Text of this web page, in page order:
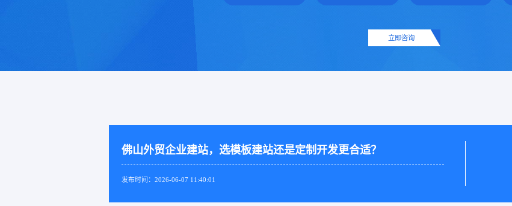
Bing海外推广立即咨询
佛山外贸企业建站，选模板建站还是定制开发更合适？
发布时间：2026-06-07 11:40:01